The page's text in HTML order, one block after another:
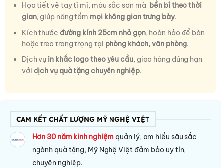
Họa tiết vẽ tay tỉ mỉ, màu sắc sơn mài bền bỉ theo thời
gian, giúp nâng tầm mọi không gian trưng bày.
Kích thước đường kính 25cm nhỏ gọn, hoàn hảo để bàn
hoặc treo trang trọng tại phòng khách, văn phòng.
Dịch vụ in khắc logo theo yêu cầu, giao hàng đúng hạn
với dịch vụ quà tặng chuyên nghiệp.
CAM KẾT CHẤT LƯỢNG MỸ NGHỆ VIỆT
Hơn 30 năm kinh nghiệm quản lý, am hiểu sâu sắc
ngành quà tặng, Mỹ Nghệ Việt đảm bảo uy tín,
chuyên nghiệp.